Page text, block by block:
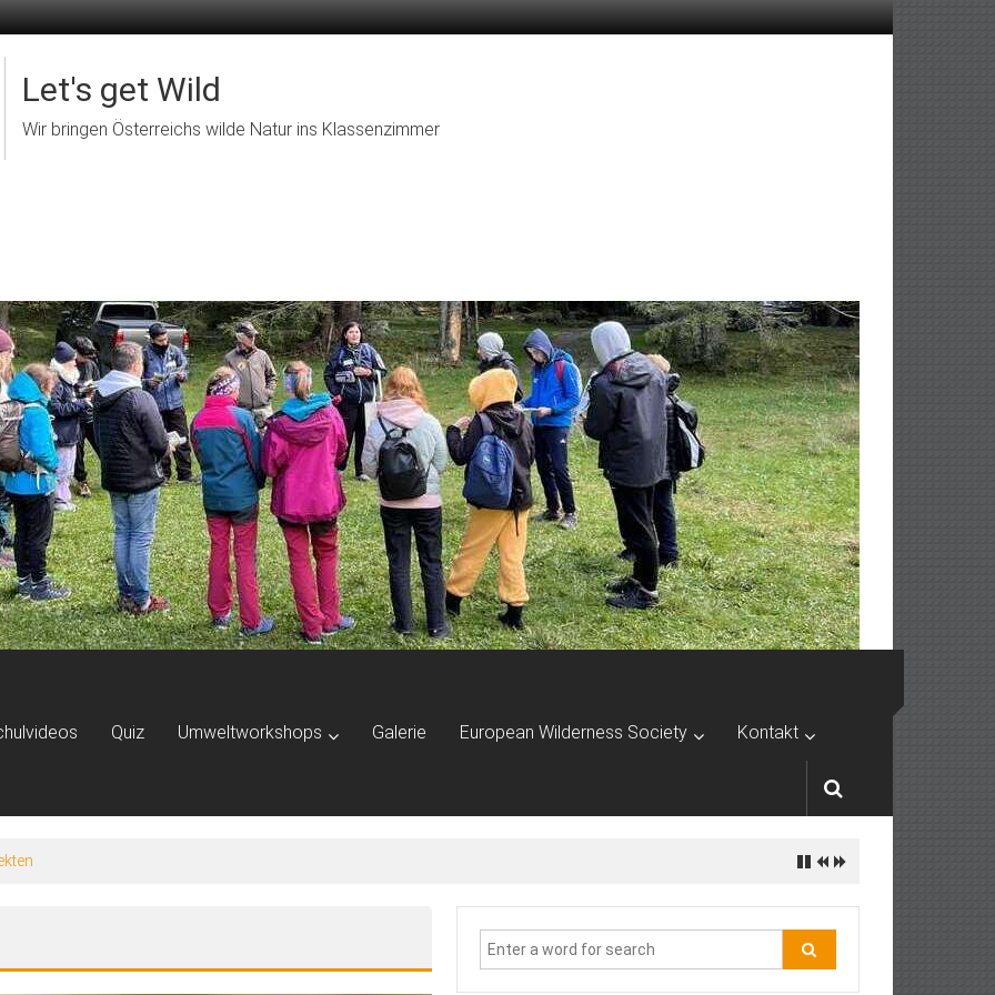
Let's get Wild
Wir bringen Österreichs wilde Natur ins Klassenzimmer
Quiz Umweltworkshops Galerie European Wilderness Society Kontakt